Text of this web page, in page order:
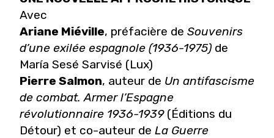
Avec
Ariane Miéville, préfacière de Souvenirs
d’une exilée espagnole (1936-1975) de
María Sesé Sarvisé (Lux)
Pierre Salmon, auteur de Un antifascisme
de combat. Armer l’Espagne
révolutionnaire 1936-1939 (Éditions du
Détour) et co-auteur de La Guerre